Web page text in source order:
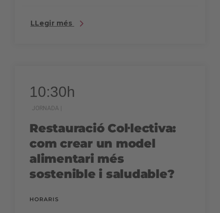
LLegir més
10:30h
JORNADA |
Restauració Col·lectiva:
com crear un model
alimentari més
sostenible i saludable?
HORARIS